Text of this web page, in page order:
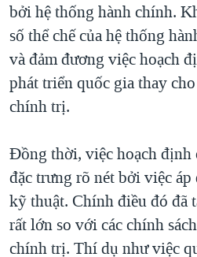
bởi hệ thống hành chính.
số thể chế của hệ thống
và đảm đương việc hoạch
phát triển quốc gia thay
chính trị.
Đồng thời, việc hoạch định
đặc trưng rõ nét bởi việc áp
kỹ thuật. Chính điều đó đã
rất lớn so với các chính
chính trị. Thí dụ như việc